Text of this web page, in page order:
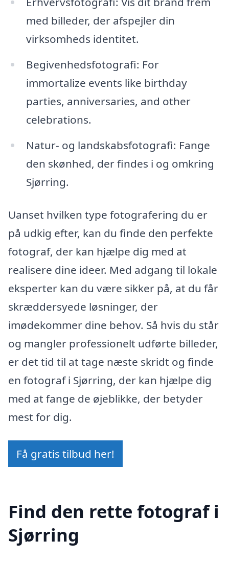
med billeder, der afspejler din
virksomheds identitet.
Begivenhedsfotografi: For
immortalize events like birthday
parties, anniversaries, and other
celebrations.
Natur- og landskabsfotografi: Fange
den skønhed, der findes i og omkring
Sjørring.
Uanset hvilken type fotografering du er
på udkig efter, kan du finde den perfekte
fotograf, der kan hjælpe dig med at
realisere dine ideer. Med adgang til lokale
eksperter kan du være sikker på, at du får
skræddersyede løsninger, der
imødekommer dine behov. Så hvis du står
og mangler professionelt udførte billeder,
er det tid til at tage næste skridt og finde
en fotograf i Sjørring, der kan hjælpe dig
med at fange de øjeblikke, der betyder
mest for dig.
Få gratis tilbud her!
Find den rette fotograf i
Sjørring